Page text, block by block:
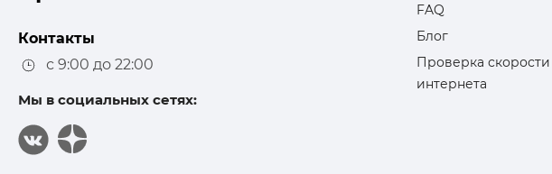
Контакты
с 9:00 до 22:00
Мы в социальных сетях:
FAQ
Блог
Проверка скорости
интернета